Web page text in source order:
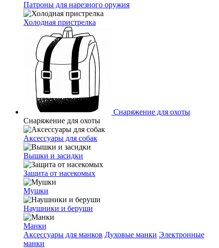
Патроны для нарезного оружия
Холодная пристрелка
Снаряжение для охоты
Снаряжение для охоты
Аксессуары для собак
Вышки и засидки
Защита от насекомых
Мушки
Наушники и беруши
Манки
Аксессуары для манков Духовые манки Электронные
манки